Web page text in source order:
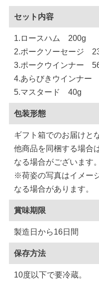
セット内容
1.ロースハム 200g
2.ポークソーセージ
3.ポークウインナー
4.あらびきウインナー
5.マスタード 40g
包装形態
ギフト箱でのお届けと
他商品を同梱する場合
なる場合がございます。
※荷姿の写真はイメー
なる場合があります。
賞味期限
製造日から16日間
保存方法
10度以下で要冷蔵。